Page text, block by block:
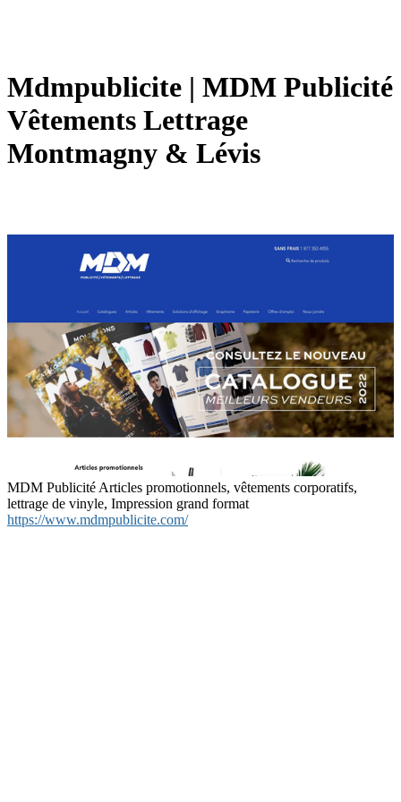
Mdmpub­licite | MDM Publicité
Vêtements Lettrage
Montmagny & Lévis
MDM Publicité Articles promotionnels, vêtements corporatifs,
lettrage de vinyle, Impression grand format
https://www.mdmpublicite.com/